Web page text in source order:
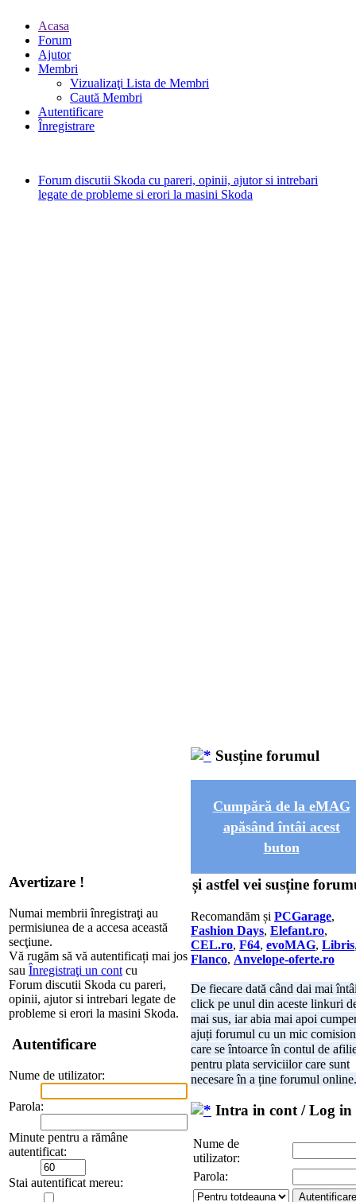
Acasa
Forum
Ajutor
Membri
Vizualizaţi Lista de Membri
Caută Membri
Autentificare
Înregistrare
Forum discutii Skoda cu pareri, opinii, ajutor si intrebari
legate de probleme si erori la masini Skoda
Avertizare !
Numai membrii înregistraţi au
permisiunea de a accesa această
secţiune.
Vă rugăm să vă autentificați mai jos
sau Înregistraţi un cont cu
Forum discutii Skoda cu pareri,
opinii, ajutor si intrebari legate de
probleme si erori la masini Skoda.
Autentificare
Nume de utilizator:
Parola:
Minute pentru a rămâne
autentificat:
Stai autentificat mereu:
Susține forumul
Cumpără de la eMAG
apăsând întâi acest
buton
și astfel vei susține
Recomandăm și PCGarage,
Fashion Days, Elefant.ro,
CEL.ro, F64, evoMAG, Libris
Flanco, Anvelope-oferte.ro
De fiecare dată când dai mai
click pe unul din aceste linkuri
mai sus, iar abia mai apoi
ajuți forumul cu un mic comision
care se întoarce în contul de
pentru plata serviciilor care sunt
necesare în a ține forumul online.
Intra in cont / Log in
Nume de
utilizator:
Parola: